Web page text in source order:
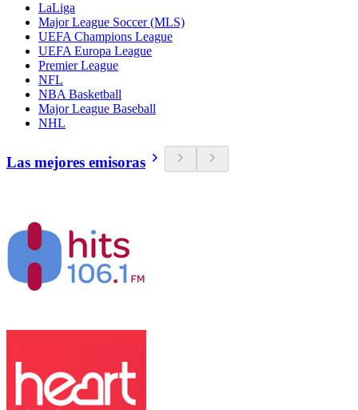
LaLiga
Major League Soccer (MLS)
UEFA Champions League
UEFA Europa League
Premier League
NFL
NBA Basketball
Major League Baseball
NHL
Las mejores emisoras